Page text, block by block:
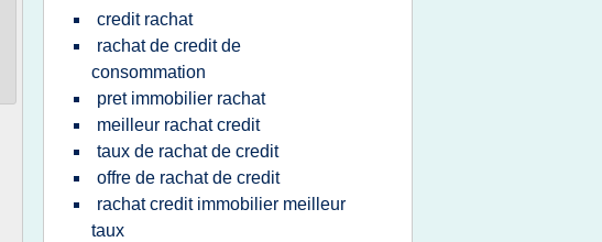
credit rachat
rachat de credit de
consommation
pret immobilier rachat
meilleur rachat credit
taux de rachat de credit
offre de rachat de credit
rachat credit immobilier meilleur
taux